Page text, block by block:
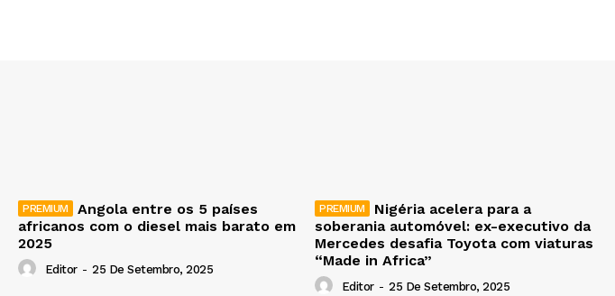
Angola entre os 5 países
africanos com o diesel mais barato em
2025
Editor - 25 De Setembro, 2025
Nigéria acelera para a
soberania automóvel: ex-executivo da
Mercedes desafia Toyota com viaturas
“Made in Africa”
Editor - 25 De Setembro, 2025